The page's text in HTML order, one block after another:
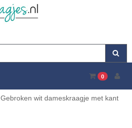
0
Gebroken wit dameskraagje met kant